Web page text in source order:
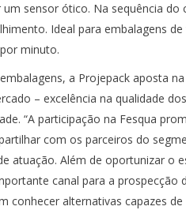
sensor ótico. Na sequência do
Ideal para embalagens
minuto.
a Projepack aposta
– excelência na qualidade
“A participação na Fesqua
com os parceiros do
atuação. Além de oportunizar o
canal para a prospecção
conhecer alternativas capazes